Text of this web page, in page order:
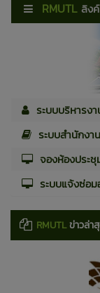
RMUTL ลิงค์
ระบบบริหารง
ระบบสำนักง
จองห้องประชุ
ระบบแจ้งซ่อม
RMUTLข่าวล่า